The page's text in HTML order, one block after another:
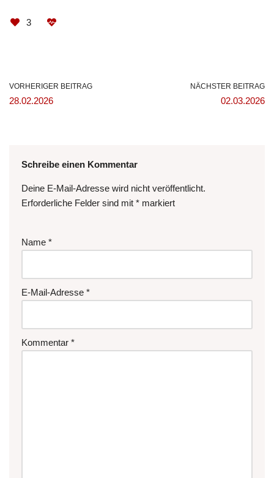
3
VORHERIGER BEITRAG
28.02.2026
NÄCHSTER BEITRAG
02.03.2026
Schreibe einen Kommentar
Deine E-Mail-Adresse wird nicht veröffentlicht.
Erforderliche Felder sind mit * markiert
Name *
E-Mail-Adresse *
Kommentar *